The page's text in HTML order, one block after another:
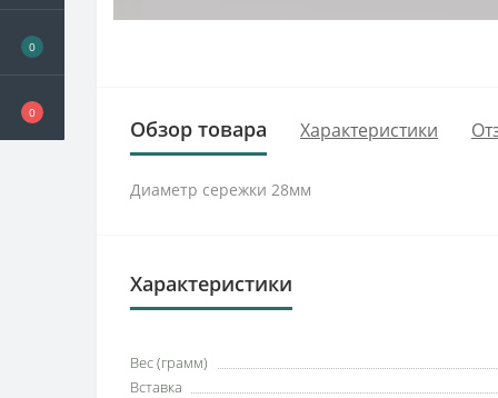
0
0
Обзор товара Характеристики
Диаметр сережки 28мм
Характеристики
Вес (грамм)
Вставка